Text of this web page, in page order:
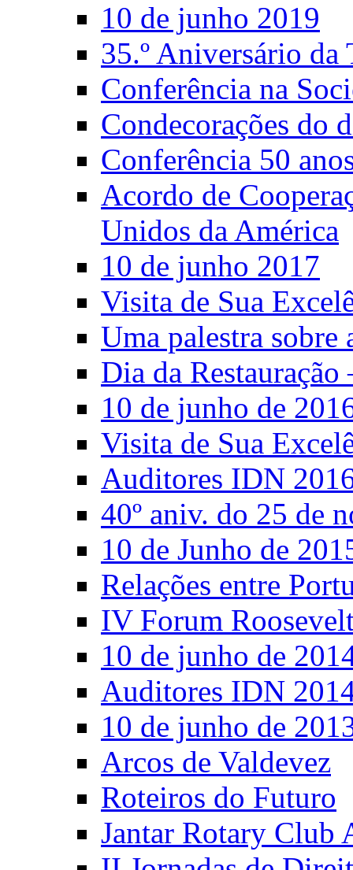
10 de junho 2019
35.º Aniversário
Conferência na
Condecorações do
Conferência 50
Acordo de
Unidos da América
10 de junho 2017
Visita de Sua
Uma palestra sobre
Dia da Restauração
10 de junho de
Visita de Sua
Auditores IDN
40º aniv. do 25 de
10 de Junho de
Relações entre
IV Forum
10 de junho de
Auditores IDN
10 de junho de
Arcos de Valdevez
Roteiros do Futuro
Jantar Rotary Club